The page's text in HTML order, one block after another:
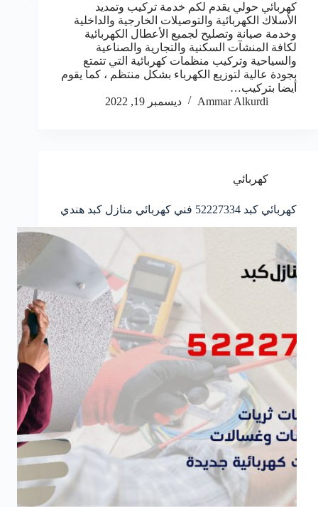
كهربائي حولي يقدم لكم خدمة تركيب وتمديد
الأسلاك الكهربائية والتوصيلات الخارجية والداخلية
وخدمة صيانة وتصليح لجميع الأعطال الكهربائية
لكافة المنشآت السكنية والتجارية والصناعية
والسياحية وتركيب منظمات كهربائية التي تتمتع
بجودة عالية لتوزيع الكهرباء بشكل منتظم ، كما يقوم
أيضا بتركيب…
Ammar Alkurdi
ديسمبر 19, 2022
كهربائي
كهربائي كبد 52227334 فني كهربائي منازل كبد هندي